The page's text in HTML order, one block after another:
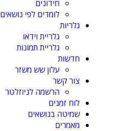
חידונים
לומדים לפי נושאים
גלריות
גלריית וידאו
גלריית תמונות
חדשות
עלון שש משזר
צור קשר
הרשמה לניוזלטר
לוח זמנים
שמיטה בנושאים
מאמרים